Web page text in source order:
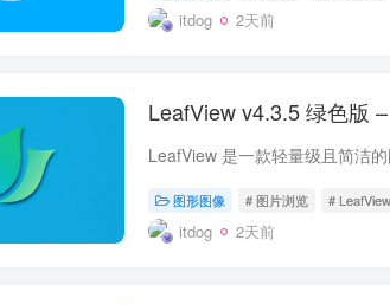
itdog 2天前
LeafView v4.3.5 绿色版
LeafView 是一款轻量级且简洁
图形图像 # 图片浏览 # LeafView
itdog 2天前